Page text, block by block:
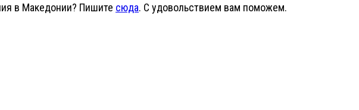
в Македонии? Пишите сюда. С удовольствием вам поможем.